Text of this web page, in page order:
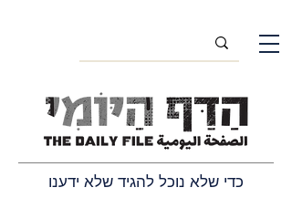
כדי שלא נוכל להגיד שלא ידענו